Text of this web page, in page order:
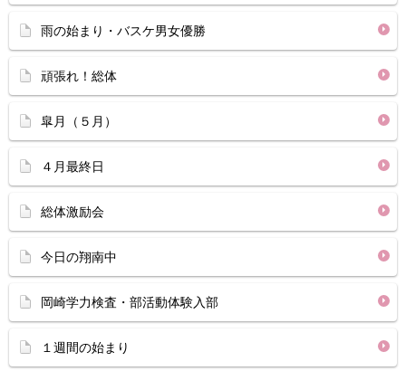
雨の始まり・バスケ男女優勝
頑張れ！総体
皐月（５月）
４月最終日
総体激励会
今日の翔南中
岡崎学力検査・部活動体験入部
１週間の始まり